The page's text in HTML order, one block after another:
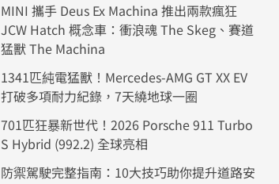
MINI 攜手 Deus Ex Machina 推出兩款瘋狂
JCW Hatch 概念車：衝浪魂 The Skeg、賽道
猛獸 The Machina
1341匹純電猛獸！Mercedes-AMG GT XX EV
打破多項耐力紀錄，7天繞地球一圈
701匹狂暴新世代！2026 Porsche 911 Turbo
S Hybrid (992.2) 全球亮相
防禦駕駛完整指南：10大技巧助你提升道路安